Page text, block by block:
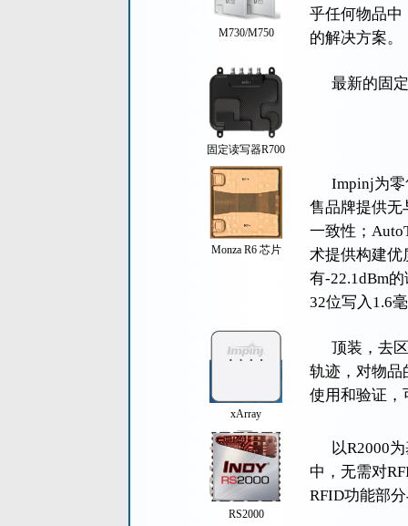
M730/M750
乎任何物品中
的解决方案。
固定读写器R700
最新的固
Monza R6 芯片
Impinj为
售品牌提供
一致性；
术提供构建优
有-22.1dBm
32位写入1.6
xArray
顶装，去
轨迹，对物品
使用和验证，
RS2000
以R2000
中，无需对
RFID功能部